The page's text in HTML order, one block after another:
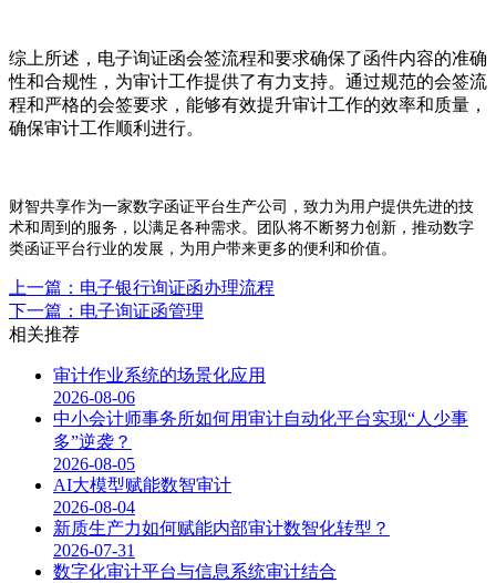
综上所述，电子询证函会签流程和要求确保了函件内容的准确
性和合规性，为审计工作提供了有力支持。通过规范的会签流
程和严格的会签要求，能够有效提升审计工作的效率和质量，
确保审计工作顺利进行。
财智共享作为一家数字函证平台生产公司，致力为用户提供先进的技
术和周到的服务，以满足各种需求。团队将不断努力创新，推动数字
类函证平台行业的发展，为用户带来更多的便利和价值。
上一篇：电子银行询证函办理流程
下一篇：电子询证函管理
相关推荐
审计作业系统的场景化应用
2026-08-06
中小会计师事务所如何用审计自动化平台实现“人少事
多”逆袭？
2026-08-05
AI大模型赋能数智审计
2026-08-04
新质生产力如何赋能内部审计数智化转型？
2026-07-31
数字化审计平台与信息系统审计结合